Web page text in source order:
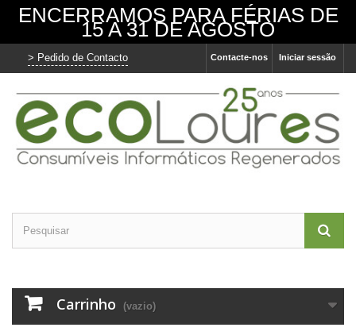
ENCERRAMOS PARA FÉRIAS DE
15 A 31 DE AGOSTO
Iniciar sessão
Contacte-nos
> Pedido de Contacto
Carrinho (vazio)